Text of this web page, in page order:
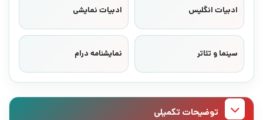
ادبیات انگلیس ادبیات نمایشی
سینما و تئاتر نمایشنامه درام
توضیحات تکمیلی